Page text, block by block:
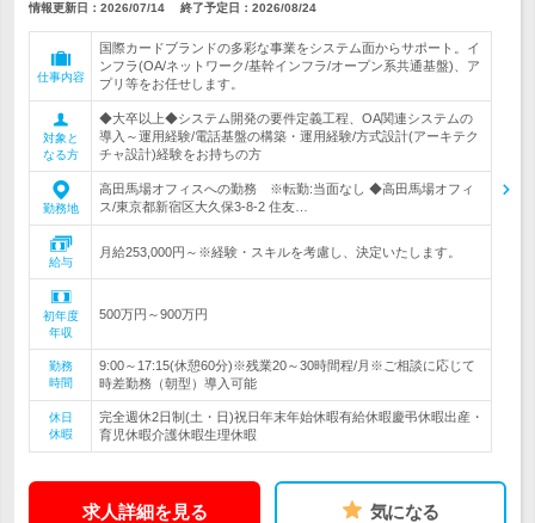
情報更新日：2026/07/14 終了予定日： 2026/08/24
仕事内容
国際カードブランドの多彩な事業をシステム面からサポート。イ
ンフラ(OA/ネットワーク/基幹インフラ/オープン系共通基盤)、ア
プリ等をお任せします。
対象と
なる方
◆大卒以上◆システム開発の要件定義工程、OA関連システムの
導入～運用経験/電話基盤の構築・運用経験/方式設計(アーキテク
チャ設計)経験をお持ちの方
勤務地
高田馬場オフィスへの勤務 ※転勤:当面なし ◆高田馬場オフィ
ス/東京都新宿区大久保3-8-2 住友…
給与
月給253,000円～※経験・スキルを考慮し、決定いたします。
初年度
年収
500万円～900万円
勤務
時間
9:00～17:15(休憩60分)※残業20～30時間程/月※ご相談に応じて
時差勤務（朝型）導入可能
休日
休暇
完全週休2日制(土・日)祝日年末年始休暇有給休暇慶弔休暇出産・
育児休暇介護休暇生理休暇
求人詳細を見る 気になる